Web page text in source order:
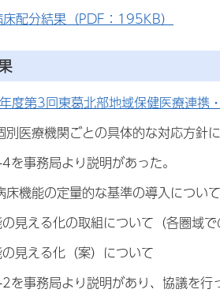
配分結果（PDF：195KB）
度第3回東葛北部地域保健医療連携
別医療機関ごとの具体的な対応方針
事務局より説明があった。
床機能の定量的な基準の導入について
える化の取組について（各圏域で
見える化（案）について
事務局より説明があり、協議を行